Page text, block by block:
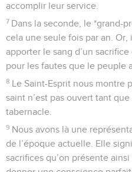
accomplir leur service.
7 Dans la seconde, le *grand-
cela une seule fois par an.
apporter le sang d’un
pour les fautes que le peuple
8 Le Saint-Esprit nous montre
saint n’est pas ouvert tant
tabernacle.
9 Nous avons là une
de l’époque actuelle. Elle
sacrifices qu’on présente